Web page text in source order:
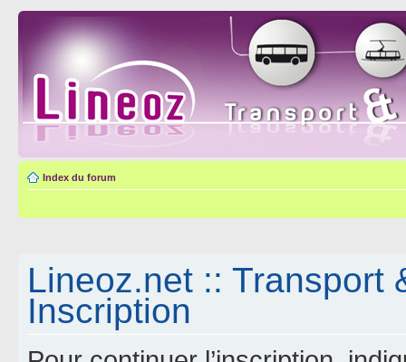
Index du forum
Lineoz.net :: Transport
Inscription